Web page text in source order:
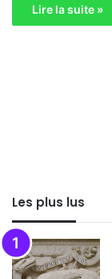
Lire la suite »
Les plus lus